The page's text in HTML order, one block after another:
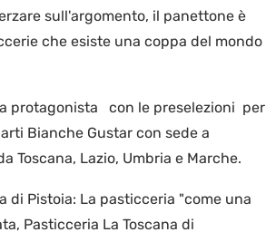
sull'argomento, il panettone è
che esiste una coppa del mondo
protagonista con le preselezioni per
Bianche Gustar con sede a
Toscana, Lazio, Umbria e Marche.
Pistoia: La pasticceria "come una
Pasticceria La Toscana di